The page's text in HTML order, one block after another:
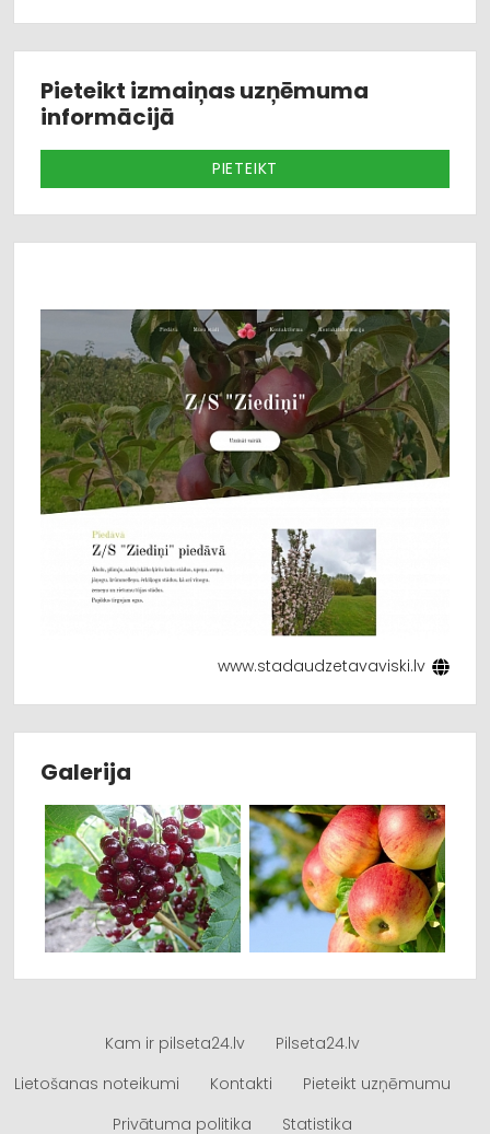
Pieteikt izmaiņas uzņēmuma
informācijā
PIETEIKT
www.stadaudzetavaviski.lv
Galerija
Kam ir pilseta24.lv
Pilseta24.lv
Lietošanas noteikumi
Kontakti
Pieteikt uzņēmumu
Privātuma politika
Statistika